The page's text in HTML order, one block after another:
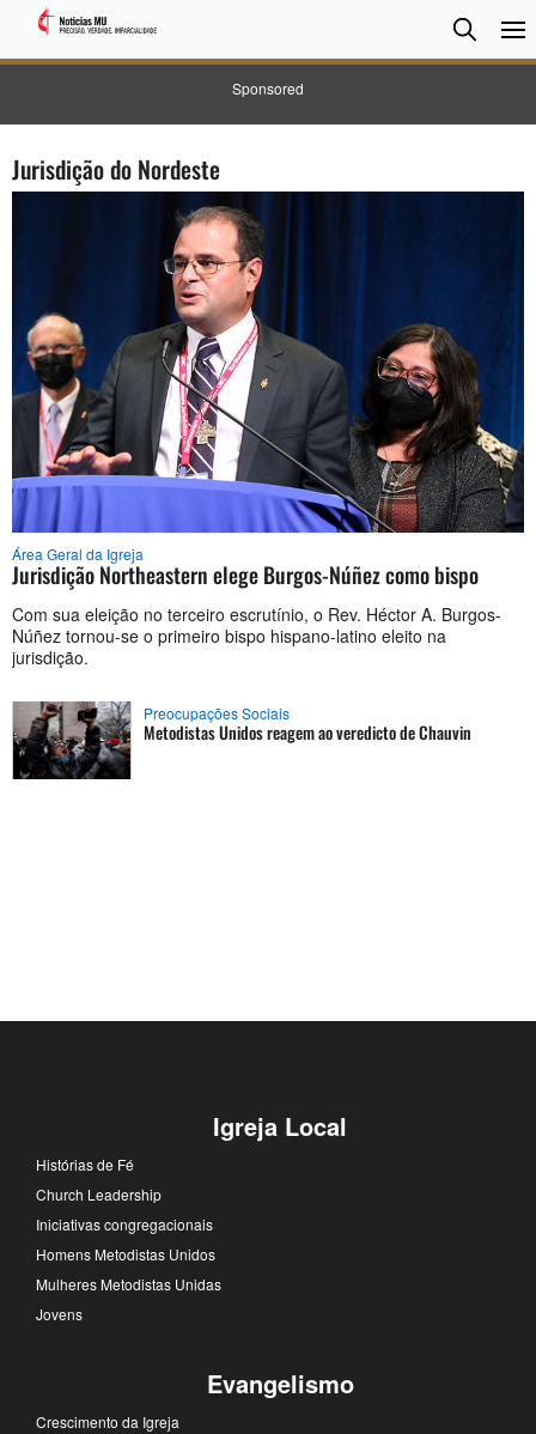
Sponsored
Search
Jurisdição do Nordeste
Área Geral da Igreja
Jurisdição Northeastern elege Burgos-Núñez como bispo
Com sua eleição no terceiro escrutínio, o Rev. Héctor A. Burgos-
Núñez tornou-se o primeiro bispo hispano-latino eleito na
jurisdição.
Preocupações Sociais
Metodistas Unidos reagem ao veredicto de Chauvin
Igreja Local
Histórias de Fé
Church Leadership
Iniciativas congregacionais
Homens Metodistas Unidos
Mulheres Metodistas Unidas
Jovens
Evangelismo
Crescimento da Igreja